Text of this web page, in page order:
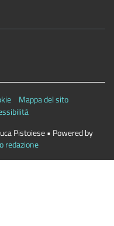
Mappa del sito
Pistoiese • Powered by
redazione